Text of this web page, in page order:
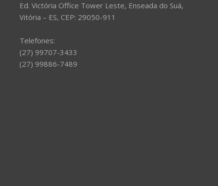
Ed. Victória Office Tower Leste, Enseada do Suá,
Vitória – ES, CEP: 29050-911
Telefones:
(27) 99707-3433
(27) 99886-7489